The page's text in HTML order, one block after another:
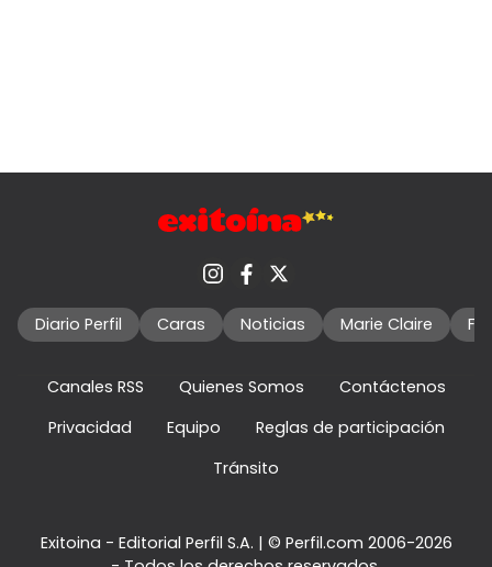
Diario Perfil Caras Noticias Marie Claire
Canales RSS Quienes Somos
Contáctenos
Privacidad
Equipo
Reglas de participación
Tránsito
Exitoina - Editorial Perfil S.A. | © Perfil.com 2006-2026